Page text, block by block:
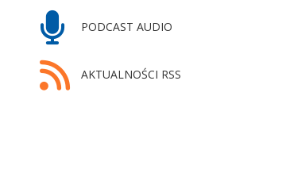
PODCAST AUDIO
AKTUALNOŚCI RSS